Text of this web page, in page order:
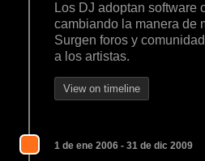
Los DJ adoptan software
cambiando la manera de
Surgen foros y
a los artistas.
View on timeline
1 de ene 2006 - 31 de dic 2009